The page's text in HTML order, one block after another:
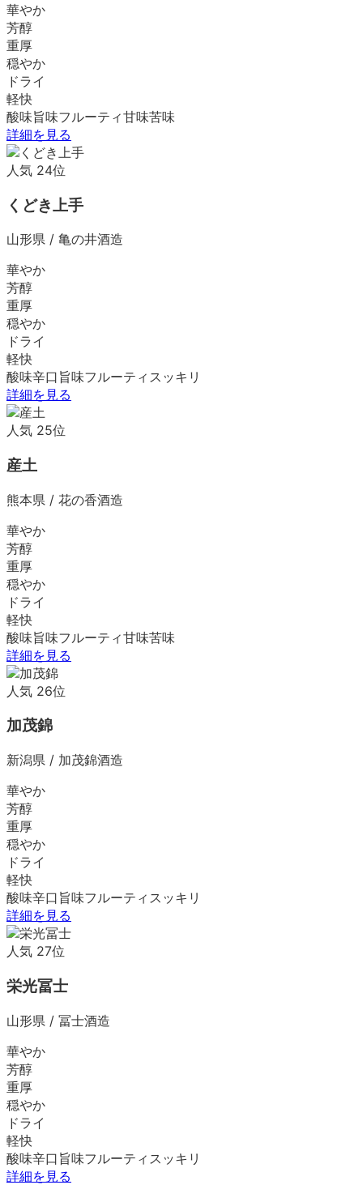
華やか
芳醇
重厚
穏やか
ドライ
軽快
酸味旨味フルーティ甘味苦味
詳細を見る
人気 24位
くどき上手
山形県 / 亀の井酒造
華やか
芳醇
重厚
穏やか
ドライ
軽快
酸味辛口 旨味フルーティ スッキリ
詳細を見る
人気 25位
産土
熊本県 / 花の香酒造
華やか
芳醇
重厚
穏やか
ドライ
軽快
酸味旨味フルーティ甘味苦味
詳細を見る
人気 26位
加茂錦
新潟県 / 加茂錦酒造
華やか
芳醇
重厚
穏やか
ドライ
軽快
酸味辛口 旨味フルーティ スッキリ
詳細を見る
人気 27位
栄光冨士
山形県 / 冨士酒造
華やか
芳醇
重厚
穏やか
ドライ
軽快
酸味辛口 旨味フルーティ スッキリ
詳細を見る